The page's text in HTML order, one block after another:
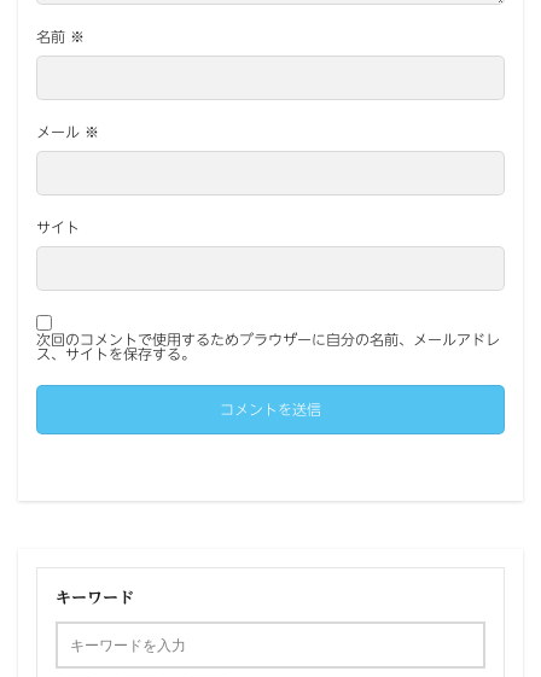
名前 ※
メール ※
サイト
次回のコメントで使用するためブラウザーに自分の名前、メールアドレ
ス、サイトを保存する。
キーワード